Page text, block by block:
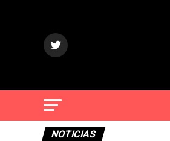
NOTICIAS